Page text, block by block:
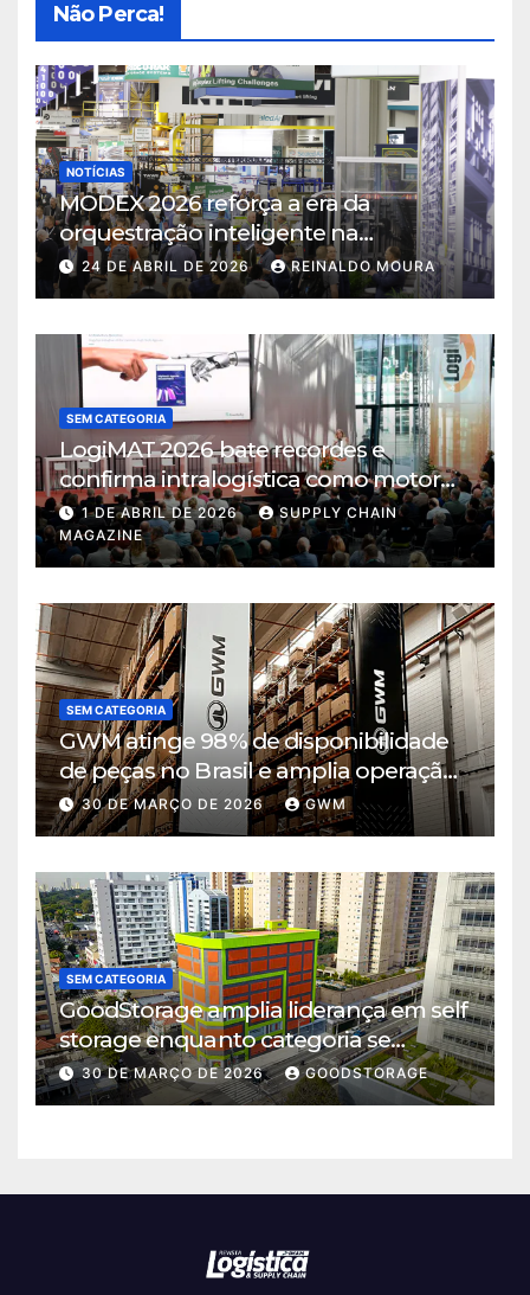
Não Perca!
NOTÍCIAS
MODEX 2026 reforça a era da
orquestração inteligente na
intralogística
24 DE ABRIL DE 2026 REINALDO MOURA
SEM CATEGORIA
LogiMAT 2026 bate recordes e
confirma intralogística como motor
de decisão em tempos de incerteza
1 DE ABRIL DE 2026
SUPPLY CHAIN
MAGAZINE
SEM CATEGORIA
GWM atinge 98% de disponibilidade
de peças no Brasil e amplia operação
logística em Cajamar
30 DE MARÇO DE 2026 GWM
SEM CATEGORIA
GoodStorage amplia liderança em self
storage enquanto categoria se
consolida em São Paulo
30 DE MARÇO DE 2026 GOODSTORAGE